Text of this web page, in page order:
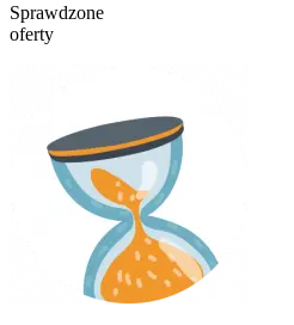
Sprawdzone
oferty